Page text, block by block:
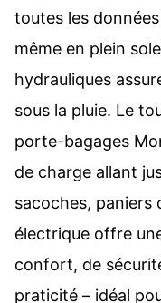
toutes les
même en plein
hydrauliques
sous la pluie. Le
porte-bagages
de charge allant
sacoches, paniers
électrique offre
confort, de
praticité – idéal